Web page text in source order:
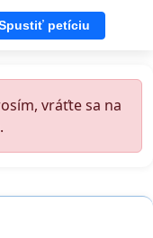
petíciu
vráťte sa na